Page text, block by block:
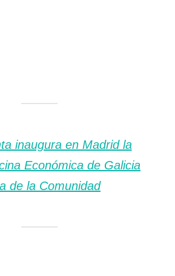
inaugura en Madrid la
Económica de Galicia
de la Comunidad